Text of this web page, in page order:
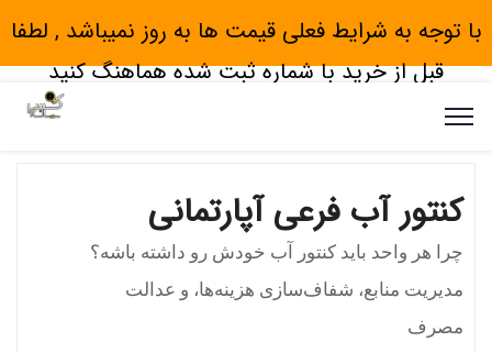
با توجه به شرایط فعلی قیمت ها به روز نمیباشد , لطفا
قبل از خرید با شماره ثبت شده هماهنگ کنید
کنتور آب فرعی آپارتمانی
چرا هر واحد باید کنتور آب خودش رو داشته باشه؟
مدیریت منابع، شفاف‌سازی هزینه‌ها، و عدالت
مصرف